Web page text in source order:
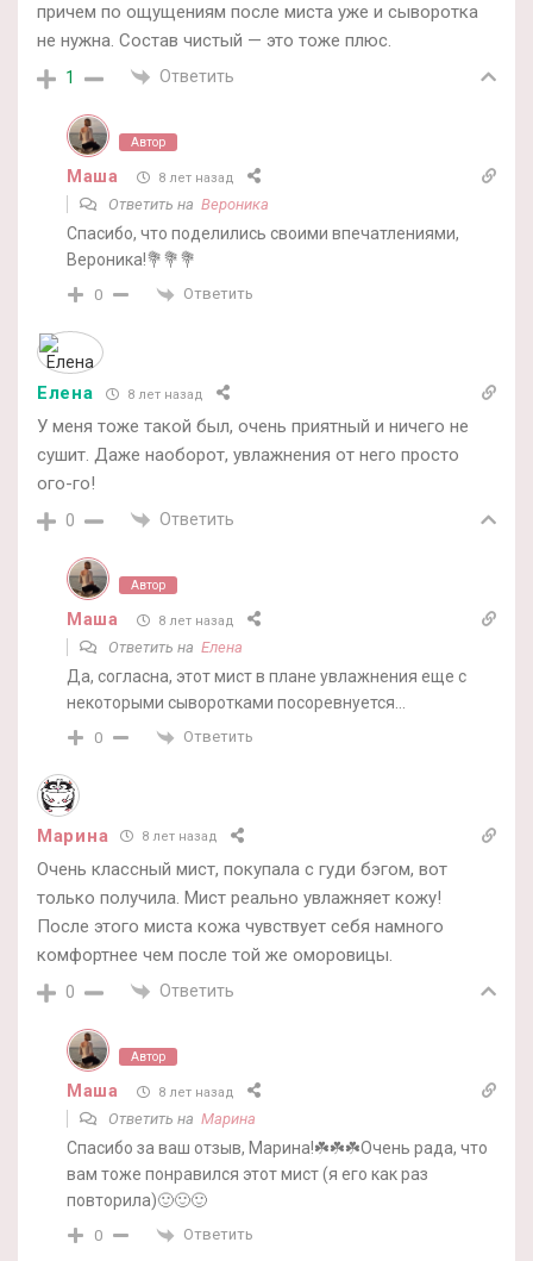
причем по ощущениям после миста уже и сыворотка
не нужна. Состав чистый — это тоже плюс.
1 Ответить
Автор
Маша 8 лет назад
Ответить на Вероника
Спасибо, что поделились своими впечатлениями,
Вероника!💐💐💐
0 Ответить
Елена 8 лет назад
У меня тоже такой был, очень приятный и ничего не
сушит. Даже наоборот, увлажнения от него просто
ого-го!
0 Ответить
Автор
Маша 8 лет назад
Ответить на Елена
Да, согласна, этот мист в плане увлажнения еще с
некоторыми сыворотками посоревнуется…
0 Ответить
Марина 8 лет назад
Очень классный мист, покупала с гуди бэгом, вот
только получила. Мист реально увлажняет кожу!
После этого миста кожа чувствует себя намного
комфортнее чем после той же оморовицы.
0 Ответить
Автор
Маша 8 лет назад
Ответить на Марина
Спасибо за ваш отзыв, Марина!☘️☘️☘️Очень рада, что
вам тоже понравился этот мист (я его как раз
повторила)🙂🙂🙂
0 Ответить